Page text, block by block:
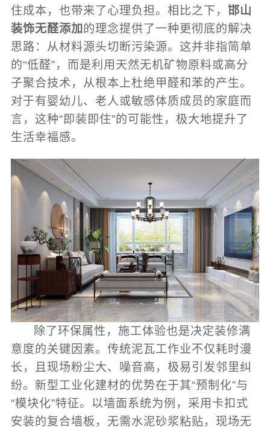
住成本，也带来了心理负担。相比之下， 邯山
装饰无醛添加 的理念提供了一种更彻底的解决
思路：从材料源头切断污染源。这并非指简单
的“低醛”，而是利用天然无机矿物原料或高分
子聚合技术，从根本上杜绝甲醛和苯的产生。
对于有婴幼儿、老人或敏感体质成员的家庭而
言，这种“即装即住”的可能性，极大地提升了
生活幸福感。
除了环保属性，施工体验也是决定装修满
意度的关键因素。传统泥瓦工作业不仅耗时漫
长，且现场粉尘大、噪音高，极易引发邻里纠
纷。新型工业化建材的优势在于其“预制化”与
“模块化”特征。以墙面系统为例，采用卡扣式
安装的复合墙板，无需水泥砂浆粘贴，现场无